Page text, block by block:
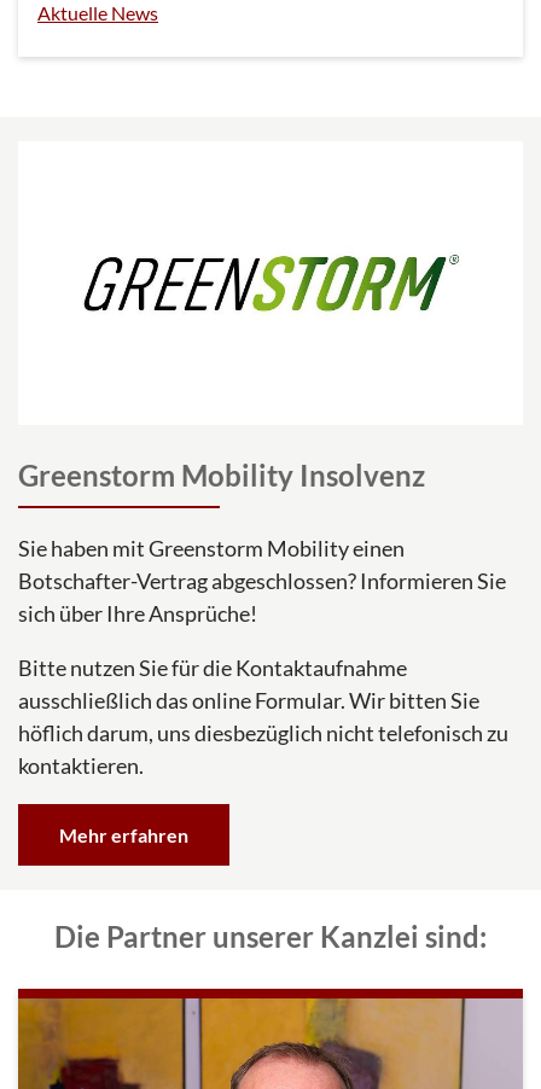
Aktuelle News
Greenstorm Mobility Insolvenz
Sie haben mit Greenstorm Mobility einen
Botschafter-Vertrag abgeschlossen? Informieren Sie
sich über Ihre Ansprüche!
Bitte nutzen Sie für die Kontaktaufnahme
ausschließlich das online Formular. Wir bitten Sie
höflich darum, uns diesbezüglich nicht telefonisch zu
kontaktieren.
Mehr erfahren
Die Partner unserer Kanzlei sind: